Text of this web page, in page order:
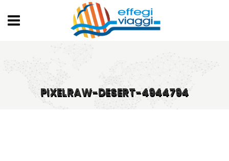
PIXELRAW-DESERT-4944794